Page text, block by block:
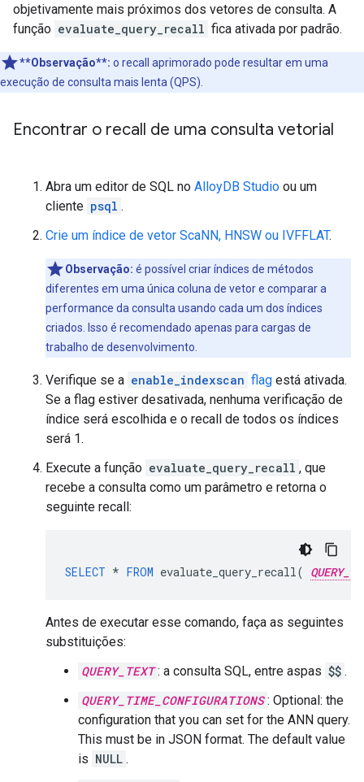
objetivamente mais próximos dos vetores de consulta. A
função evaluate_query_recall fica ativada por padrão.
**Observação**: o recall aprimorado pode resultar em uma
execução de consulta mais lenta (QPS).
Encontrar o recall de uma consulta vetorial
Abra um editor de SQL no AlloyDB Studio ou um
cliente psql .
Crie um índice de vetor ScaNN, HNSW ou IVFFLAT.
Observação: é possível criar índices de métodos
diferentes em uma única coluna de vetor e comparar a
performance da consulta usando cada um dos índices
criados. Isso é recomendado apenas para cargas de
trabalho de desenvolvimento.
Verifique se a enable_indexscan flag está ativada.
Se a flag estiver desativada, nenhuma verificação de
índice será escolhida e o recall de todos os índices
será 1.
Execute a função evaluate_query_recall , que
recebe a consulta como um parâmetro e retorna o
seguinte recall:
SELECT * FROM evaluate_query_recall(
Antes de executar esse comando, faça as seguintes
substituições:
QUERY_TEXT : a consulta SQL, entre aspas $$ .
QUERY_TIME_CONFIGURATIONS : Optional: the
configuration that you can set for the ANN query.
This must be in JSON format. The default value
is NULL .